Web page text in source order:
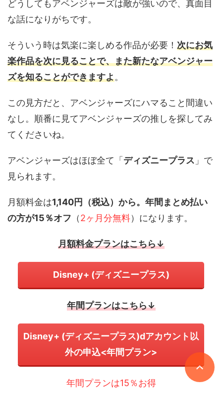
どうしてもアベンジャーズは敵が強いので、真面目
な話になりがちです。
そういう時は気楽に楽しめる作品が必要！ 次にお気
楽作品を次に見ることで、また新たなアベンジャー
ズを知ることができますよ。
この見方だと、アベンジャーズにハマること間違い
なし。順番に見てアベンジャーズの推しを探してみ
てくださいね。
アベンジャーズはほぼ全て「ディズニープラス 」で
見られます。
月額料金は1,140円（税込）から。 年間まとめ払い
の方が15％オフ （2ヶ月分無料）になります。
月額料金プランはこちら↓
Disney+ (ディズニープラス)
年間プランはこちら↓
Disney+ (ディズニープラス)dアカウント以
外の申込<年間プラン>
年間プランは15％お得